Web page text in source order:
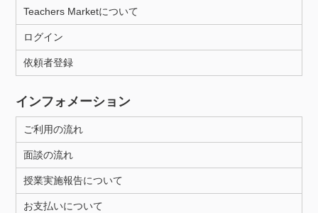
所属大学
距離：15km以内
年齢：18-101歳
Teachers Marketについて
ログイン
依頼者登録
インフォメーション
ご利用の流れ
面談の流れ
授業実施報告について
お支払いについて